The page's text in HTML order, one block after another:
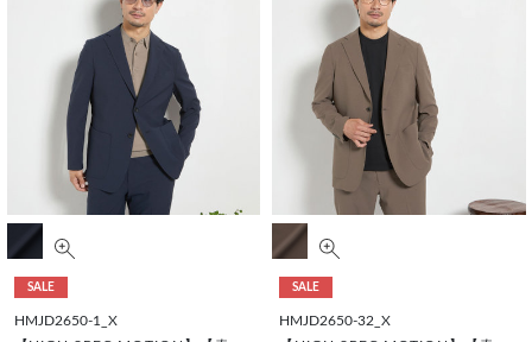
SALE
HMJD2650-1_X
SALE
HMJD2650-32_X